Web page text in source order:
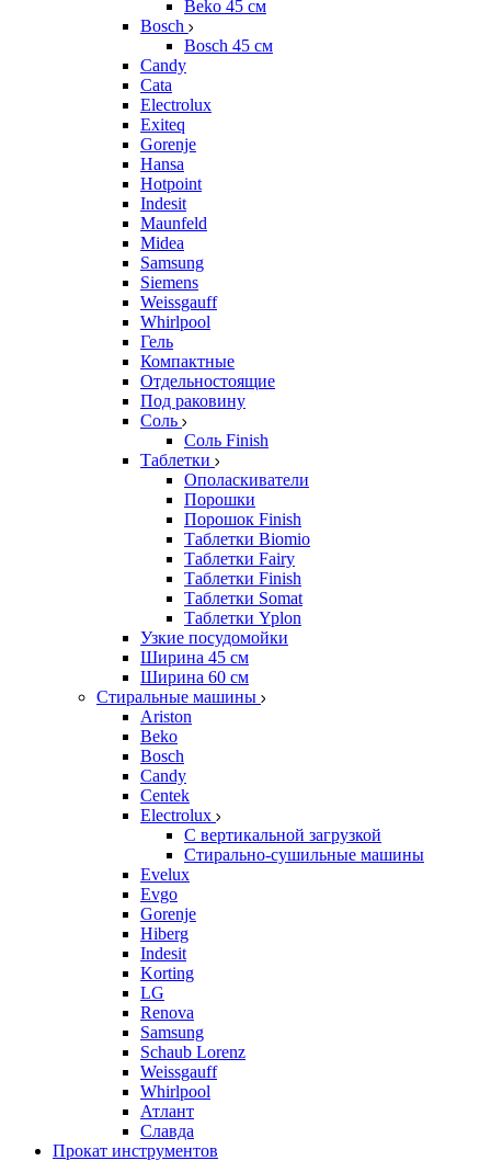
Beko 45 см
Bosch
Bosch 45 см
Candy
Cata
Electrolux
Exiteq
Gorenje
Hansa
Hotpoint
Indesit
Maunfeld
Midea
Samsung
Siemens
Weissgauff
Whirlpool
Гель
Компактные
Отдельностоящие
Под раковину
Соль
Соль Finish
Таблетки
Ополаскиватели
Порошки
Порошок Finish
Таблетки Biomio
Таблетки Fairy
Таблетки Finish
Таблетки Somat
Таблетки Yplon
Узкие посудомойки
Ширина 45 см
Ширина 60 см
Стиральные машины
Ariston
Beko
Bosch
Candy
Centek
Electrolux
С вертикальной загрузкой
Стирально-сушильные машины
Evelux
Evgo
Gorenje
Hiberg
Indesit
Korting
LG
Renova
Samsung
Schaub Lorenz
Weissgauff
Whirlpool
Атлант
Славда
Прокат инструментов